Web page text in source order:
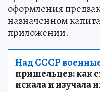
оформления
назначенном
приложении.
Над СССР
пришельцев: как
искала и изучала